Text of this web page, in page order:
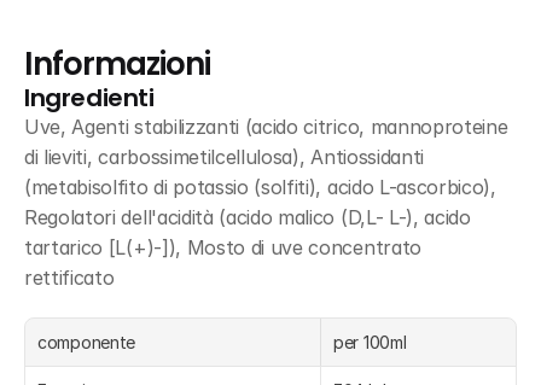
Informazioni
Ingredienti
Uve, Agenti stabilizzanti (acido citrico, mannoproteine
di lieviti, carbossimetilcellulosa), Antiossidanti
(metabisolfito di potassio (solfiti), acido L-ascorbico),
Regolatori dell'acidità (acido malico (D,L- L-), acido
tartarico [L(+)-]), Mosto di uve concentrato
rettificato
componente per 100ml